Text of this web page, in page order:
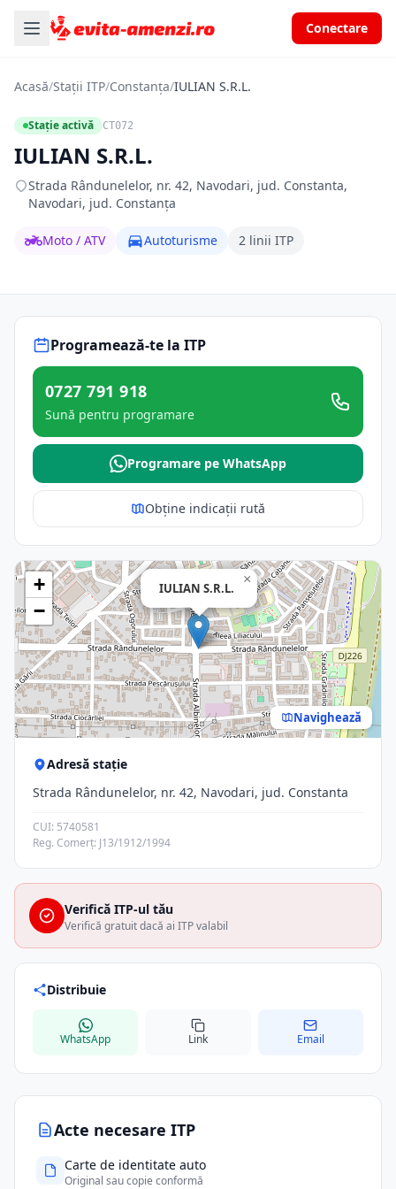
Conectare
Acasă/Stații ITP/Constanța/IULIAN S.R.L.
Stație activă CT072
IULIAN S.R.L.
Strada Rândunelelor, nr. 42, Navodari, jud. Constanta,
Navodari, jud. Constanța
Moto / ATV Autoturisme 2 linii ITP
Acte necesare ITP
Carte de identitate auto
Original sau copie conformă
Programează-te la ITP
0727 791 918
Sună pentru programare
Programare pe WhatsApp
Obține indicații rută
IULIAN S.R.L.
×
+
−
Navighează
Adresă stație
Strada Rândunelelor, nr. 42, Navodari, jud. Constanta
CUI: 5740581
Reg. Comerț: J13/1912/1994
Verifică ITP-ul tău
Verifică gratuit dacă ai ITP valabil
Distribuie
WhatsApp Link Email